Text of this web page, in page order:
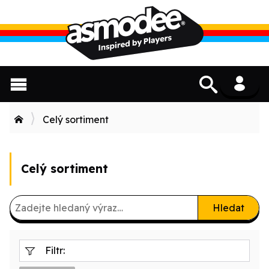
Celý sortiment
Celý sortiment
Hledat
Filtr: